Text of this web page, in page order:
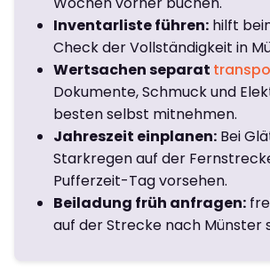
Inventarliste führen: hilft
Check der Vollständigkeit in
Wertsachen separat
Dokumente, Schmuck und
besten selbst mitnehmen.
Jahreszeit einplanen: Bei
Starkregen auf der
Pufferzeit-Tag vorsehen.
Beiladung früh anfragen:
auf der Strecke nach Münster